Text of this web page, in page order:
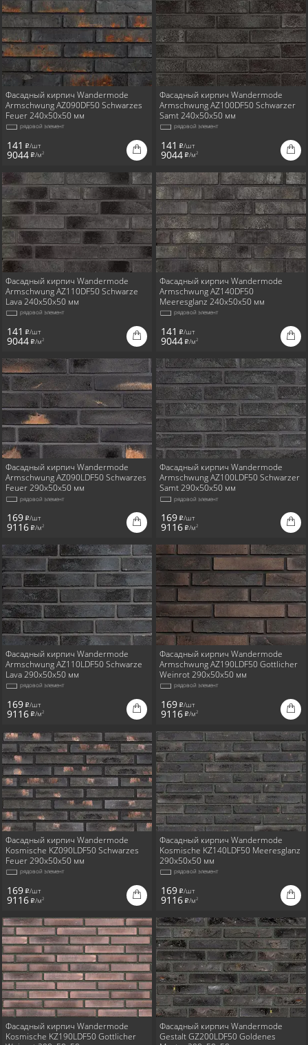
Фасадный кирпич Wandermode
Armschwung AZ090DF50 Schwarzes
Feuer 240x50x50 мм
рядовой элемент
141 i/шт
9044 i/м2
Фасадный кирпич Wandermode
Armschwung AZ100DF50 Schwarzer
Samt 240x50x50 мм
рядовой элемент
141 i/шт
9044 i/м2
Фасадный кирпич Wandermode
Armschwung AZ110DF50 Schwarze
Lava 240x50x50 мм
рядовой элемент
141 i/шт
9044 i/м2
Фасадный кирпич Wandermode
Armschwung AZ140DF50
Meeresglanz 240x50x50 мм
рядовой элемент
141 i/шт
9044 i/м2
Фасадный кирпич Wandermode
Armschwung AZ090LDF50 Schwarzes
Feuer 290x50x50 мм
рядовой элемент
169 i/шт
9116 i/м2
Фасадный кирпич Wandermode
Armschwung AZ100LDF50 Schwarzer
Samt 290x50x50 мм
рядовой элемент
169 i/шт
9116 i/м2
Фасадный кирпич Wandermode
Armschwung AZ110LDF50 Schwarze
Lava 290x50x50 мм
рядовой элемент
169 i/шт
9116 i/м2
Фасадный кирпич Wandermode
Armschwung AZ190LDF50 Gottlicher
Weinrot 290x50x50 мм
рядовой элемент
169 i/шт
9116 i/м2
Фасадный кирпич Wandermode
Kosmische KZ090LDF50 Schwarzes
Feuer 290x50x50 мм
рядовой элемент
169 i/шт
9116 i/м2
Фасадный кирпич Wandermode
Kosmische KZ140LDF50 Meeresglanz
290x50x50 мм
рядовой элемент
169 i/шт
9116 i/м2
Фасадный кирпич Wandermode
Kosmische KZ190LDF50 Gottlicher
Фасадный кирпич Wandermode
Gestalt GZ200LDF50 Goldenes